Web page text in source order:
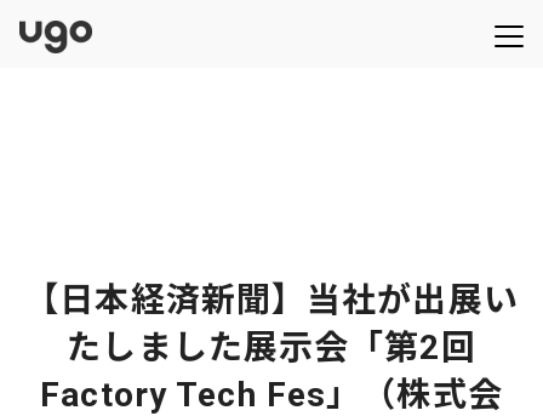
【日本経済新聞】当社が出展い
たしました展示会「第2回
Factory Tech Fes」（株式会